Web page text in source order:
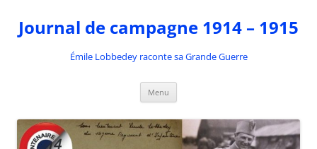
contenu
Journal de campagne 1914 – 1915
Émile Lobbedey raconte sa Grande Guerre
Menu